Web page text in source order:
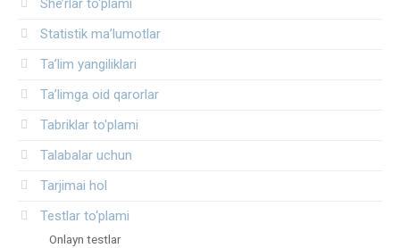
She’rlar to‘plami
Statistik ma’lumotlar
Ta’lim yangiliklari
Ta’limga oid qarorlar
Tabriklar to'plami
Talabalar uchun
Tarjimai hol
Testlar to‘plami
Onlayn testlar